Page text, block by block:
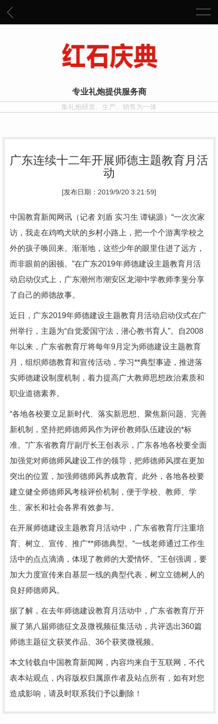
专业礼炮提供服务商
集礼炮研发、生产、销售为一体
广东连续十二年开展师德主题教育月活
动
[发布日期：2019/9/20 3:21:59]
中国教育新闻网讯（记者 刘盾 实习生 谭锡源）“一次次家
访，我走在鸡鸣犬吠的乡村小路上，把一个个游离学校之
外的孩子唤回来。渐渐地，这些少年的眼里住进了远方，
而非眼前的困顿。”在广东2019年师德建设主题教育月活
动启动仪式上，广东潮州市潮安区龙湖中学教师李斐分享
了自己的师德故事。
近日，广东2019年师德建设主题教育月活动启动仪式在广
州举行，主题为“自觉爱国守法，潜心教书育人”。自2008
年以来，广东省教育厅将每年9月定为师德建设主题教育
月，组织师德教育和宣传活动，学习**典型事迹，推进落
实师德建设制度机制，着力提高广大教师思想政治素质和
职业道德素养。
“各地各校要立足新时代、落实新思想、聚焦新问题、完善
新机制，坚持把师德师风作为评价教师队伍建设的*标
准。”广东省教育厅副厅长王创表示，广东各地各校要全面
加强党对师德师风建设工作的领导，把师德师风摆在更加
突出的位置，加强师德师风养成教育。此外，各地各校要
建立健全师德师风考核评价机制，便于学校、教师、学
生、家长和社会各界有效参与。
在开展师德建设主题教育月活动中，广东省教育厅注重培
育、树立、宣传、推广**师德典型。“一线老师通过工作生
活中的点点滴滴，体现了教师的大爱情怀。”王创强调，要
加大力度宣传来自基层一线的典型代表，树立立德树人的
良好师德师风。
据了解，在去年师德建设教育月活动中，广东省教育厅开
展了第八届师德征文及微视频征集活动，共评选出360篇
师德主题征文获奖作品、36个获奖微视频。
本文转载自中国教育新闻网，内容均来自于互联网，不代
表本站观点，内容版权归属原作者及站点所有，如有对您
造成影响，请及时联系我们予以删除！